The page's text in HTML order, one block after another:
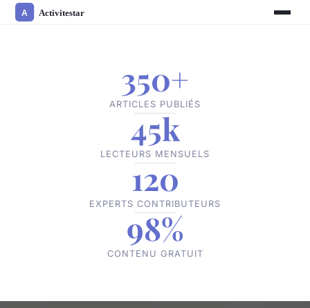
350+
ARTICLES PUBLIÉS
45k
LECTEURS MENSUELS
120
EXPERTS CONTRIBUTEURS
98%
CONTENU GRATUIT